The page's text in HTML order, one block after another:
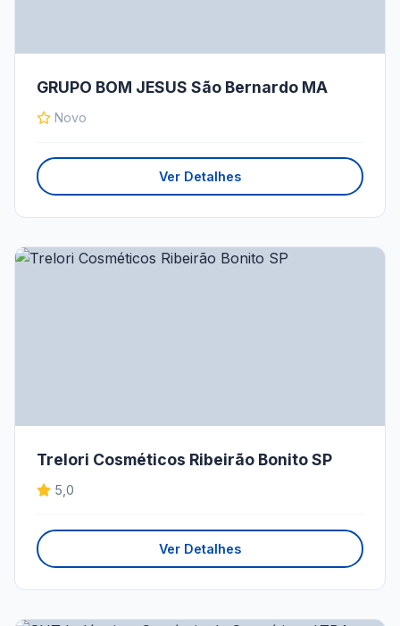
GRUPO BOM JESUS São Bernardo MA
Novo
Ver Detalhes
Trelori Cosméticos Ribeirão Bonito SP
5,0
Ver Detalhes